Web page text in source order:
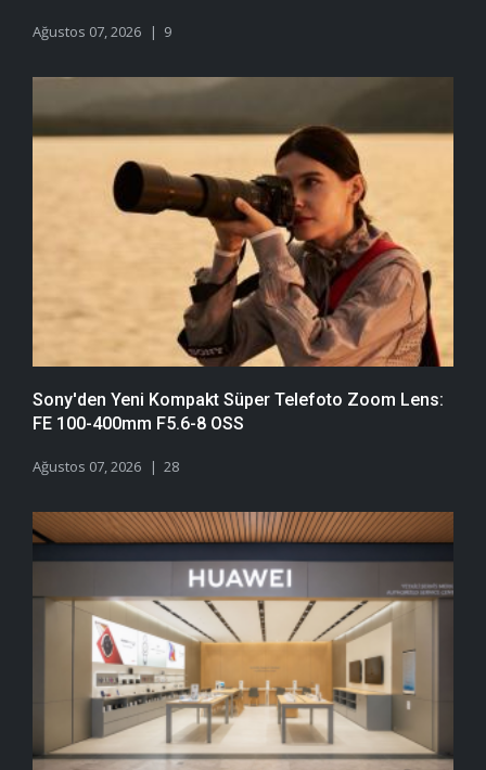
Ağustos 07, 2026 9
Sony'den Yeni Kompakt Süper Telefoto Zoom Lens:
FE 100-400mm F5.6-8 OSS
Ağustos 07, 2026 28